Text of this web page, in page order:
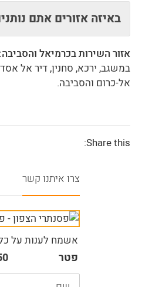
באיזה אזורים אתם
אזור השירות בכרמיאל והסביבה:
במשגב, ירכא, סחנין, דיר אל
אל-כרום והסביבה.
Share this:
צרו איתנו קשר
אשמח לענות על
פטר 050-6817050